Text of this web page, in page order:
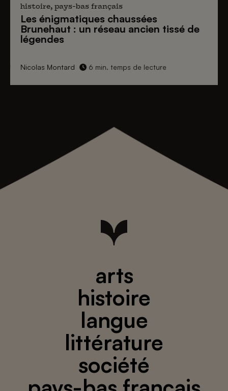
histoire, pays-bas français
Les énigmatiques chaussées
Brunehaut : un réseau ancien tissé de
légendes
Nicolas Montard 6 min. temps de lecture
arts
histoire
langue
littérature
société